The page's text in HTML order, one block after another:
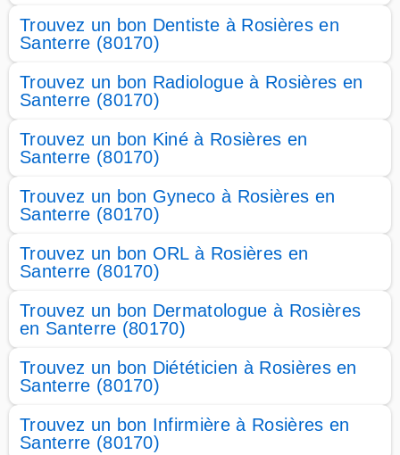
Trouvez un bon Dentiste à Rosières en
Santerre (80170)
Trouvez un bon Radiologue à Rosières en
Santerre (80170)
Trouvez un bon Kiné à Rosières en
Santerre (80170)
Trouvez un bon Gyneco à Rosières en
Santerre (80170)
Trouvez un bon ORL à Rosières en
Santerre (80170)
Trouvez un bon Dermatologue à Rosières
en Santerre (80170)
Trouvez un bon Diététicien à Rosières en
Santerre (80170)
Trouvez un bon Infirmière à Rosières en
Santerre (80170)